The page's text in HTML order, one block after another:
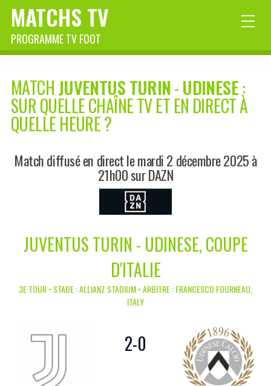
MATCHS TV
PROGRAMME TV FOOT
MATCHJUVENTUS TURIN-UDINESE:
SUR QUELLE CHAÎNE TV ET EN DIRECT À
QUELLE HEURE ?
Match diffusé en direct le mardi 2 décembre 2025 à
21h00 sur DAZN
JUVENTUS TURIN - UDINESE, COUPE
D'ITALIE
3E TOUR • STADE : ALLIANZ STADIUM • ARBITRE : FRANCESCO FOURNEAU,
ITALY
2-0